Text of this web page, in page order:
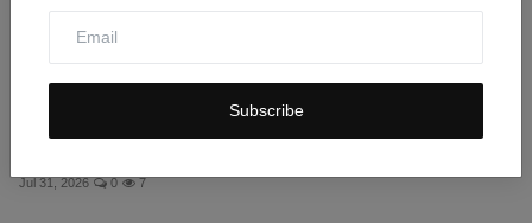
Subscribe
Jul 31, 2026 0 7